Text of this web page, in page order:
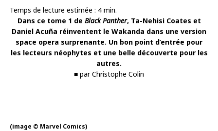
Temps de lecture estimée : 4 min.
Dans ce tome 1 de Black Panther, Ta-Nehisi Coates et
Daniel Acuña réinventent le Wakanda dans une version
space opera surprenante. Un bon point d’entrée pour
les lecteurs néophytes et une belle découverte pour les
autres.
■ par Christophe Colin
(image © Marvel Comics)